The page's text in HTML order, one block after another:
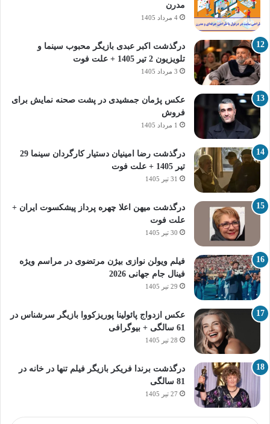
مدرن
4 مرداد 1405
درگذشت اکبر عبدی بازیگر محبوب سینما و
تلویزیون 2 تیر 1405 + علت فوت
3 مرداد 1405
عکس پژمان جمشیدی در پشت صحنه نمایش برای
فروش
1 مرداد 1405
درگذشت رضا امینیان دستیار کارگردان سینما 29
تیر 1405 + علت فوت
31 تیر 1405
درگذشت میهن اعلا چهره پرداز پیشکسوت ایران +
علت فوت
30 تیر 1405
فیلم ویولن نوازی بیژن مرتضوی در مراسم ویژه
فینال جام جهانی 2026
29 تیر 1405
عکس ازدواج پائولینا پوریزکووا بازیگر سرشناس در
61 سالگی + بیوگرافی
28 تیر 1405
درگذشت برندا فریکر بازیگر فیلم تنها در خانه در
81 سالگی
27 تیر 1405